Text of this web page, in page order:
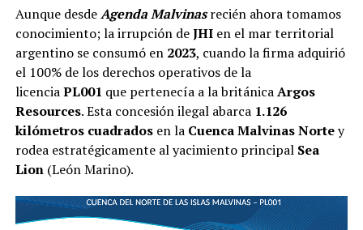
Aunque desdeAgenda Malvinasrecién ahora tomamos
conocimiento; la irrupción deJHI en el mar territorial
argentino se consumó en 2023, cuando la firma adquirió
el 100% de los derechos operativos de la
licenciaPL001 que pertenecía a la británicaArgos
Resources. Esta concesión ilegal abarca 1.126
kilómetros cuadradosen la Cuenca Malvinas Nortey
rodea estratégicamente al yacimiento principal Sea
Lion(León Marino).